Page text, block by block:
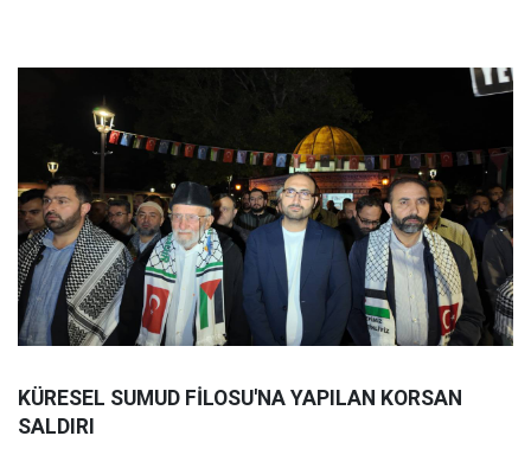
KÜRESEL SUMUD FİLOSU'NA YAPILAN KORSAN
SALDIRI